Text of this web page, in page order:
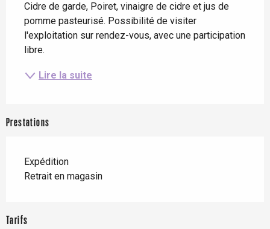
Cidre de garde, Poiret, vinaigre de cidre et jus de
pomme pasteurisé. Possibilité de visiter
l'exploitation sur rendez-vous, avec une participation
libre.
Lire la suite
Prestations
Expédition
Retrait en magasin
Tarifs